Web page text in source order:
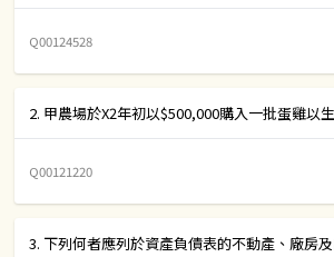
Q00124528
2. 甲農場於X2年初以$500,000購入一批蛋雞以
Q00121220
3. 下列何者應列於資產負債表的不動產、廠房